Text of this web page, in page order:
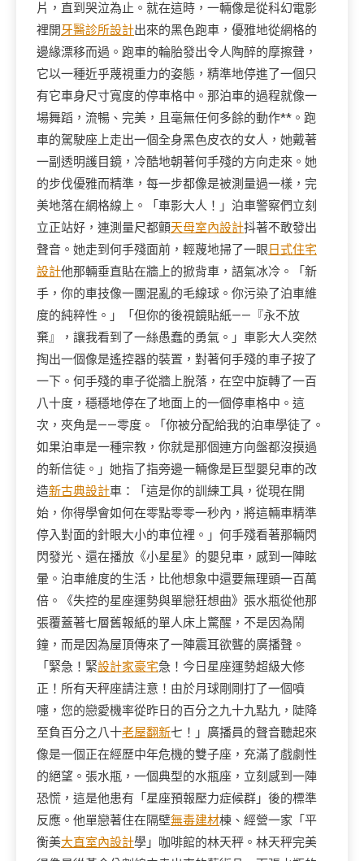
片，直到哭泣為止。就在這時，一輛像是從科幻電影
裡開牙醫診所設計出來的黑色跑車，優雅地從網格的
邊緣漂移而過。跑車的輪胎發出令人陶醉的摩擦聲，
它以一種近乎蔑視重力的姿態，精準地停進了一個只
有它車身尺寸寬度的停車格中。那泊車的過程就像一
場舞蹈，流暢、完美，且毫無任何多餘的動作**。跑
車的駕駛座上走出一個全身黑色皮衣的女人，她戴著
一副透明護目鏡，冷酷地朝著何手殘的方向走來。她
的步伐優雅而精準，每一步都像是被測量過一樣，完
美地落在網格線上。「車影大人！」泊車警察們立刻
立正站好，連測量尺都顫天母室內設計抖著不敢發出
聲音。她走到何手殘面前，輕蔑地掃了一眼 日式住宅
設計他那輛垂直貼在牆上的掀背車，語氣冰冷。「新
手，你的車技像一團混亂的毛線球。你污染了泊車維
度的純粹性。」「但你的後視鏡貼紙——『永不放
棄』，讓我看到了一絲愚蠢的勇氣。」車影大人突然
掏出一個像是遙控器的裝置，對著何手殘的車子按了
一下。何手殘的車子從牆上脫落，在空中旋轉了一百
八十度，穩穩地停在了地面上的一個停車格中。這
次，夾角是——零度。「你被分配給我的泊車學徒了。
如果泊車是一種宗教，你就是那個連方向盤都沒摸過
的新信徒。」她指了指旁邊一輛像是巨型嬰兒車的改
造新古典設計車：「這是你的訓練工具，從現在開
始，你得學會如何在零點零零一秒內，將這輛車精準
停入對面的針眼大小的車位裡。」何手殘看著那輛閃
閃發光、還在播放《小星星》的嬰兒車，感到一陣眩
暈。泊車維度的生活，比他想象中還要無理頭一百萬
倍。《失控的星座運勢與單戀狂想曲》張水瓶從他那
張覆蓋著七層舊報紙的單人床上驚醒，不是因為鬧
鐘，而是因為屋頂傳來了一陣震耳欲聾的廣播聲。
「緊急！緊設計家豪宅急！今日星座運勢超級大修
正！所有天秤座請注意！由於月球剛剛打了一個噴
嚏，您的戀愛機率從昨日的百分之九十九點九，陡降
至負百分之八十老屋翻新七！」廣播員的聲音聽起來
像是一個正在經歷中年危機的雙子座，充滿了戲劇性
的絕望。張水瓶，一個典型的水瓶座，立刻感到一陣
恐慌，這是他患有「星座預報壓力症候群」後的標準
反應。他單戀著住在隔壁無毒建材棟、經營一家「平
衡美大直室內設計學」咖啡館的林天秤。林天秤完美